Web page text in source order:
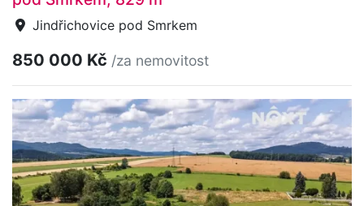
Jindřichovice pod Smrkem
850 000 Kč /za nemovitost